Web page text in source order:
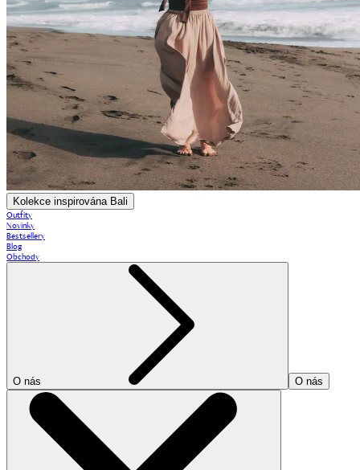
Kolekce inspirována Bali
Outfity
Novinky
Bestsellery
Blog
Obchody
O nás O nás